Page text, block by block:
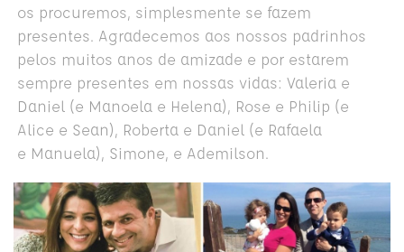
os procuremos, simplesmente se fazem
presentes. Agradecemos aos nossos padrinhos
pelos muitos anos de amizade e por estarem
sempre presentes em nossas vidas: Valeria e
Daniel (e Manoela e Helena), Rose e Philip (e
Alice e Sean), Roberta e Daniel (e Rafaela
e Manuela), Simone, e Ademilson.